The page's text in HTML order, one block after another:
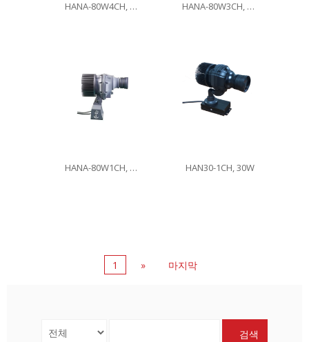
HANA-80W4CH, 80W HANA-80W3CH, 80W
HANA-80W1CH, 80W HAN30-1CH, 30W
1 » 마지막
검색